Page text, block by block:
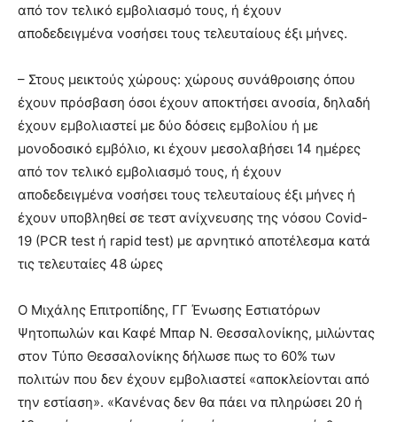
από τον τελικό εμβολιασμό τους, ή έχουν
αποδεδειγμένα νοσήσει τους τελευταίους έξι μήνες.
– Στους μεικτούς χώρους: χώρους συνάθροισης όπου
έχουν πρόσβαση όσοι έχουν αποκτήσει ανοσία, δηλαδή
έχουν εμβολιαστεί με δύο δόσεις εμβολίου ή με
μονοδοσικό εμβόλιο, κι έχουν μεσολαβήσει 14 ημέρες
από τον τελικό εμβολιασμό τους, ή έχουν
αποδεδειγμένα νοσήσει τους τελευταίους έξι μήνες ή
έχουν υποβληθεί σε τεστ ανίχνευσης της νόσου Covid-
19 (PCR test ή rapid test) με αρνητικό αποτέλεσμα κατά
τις τελευταίες 48 ώρες
Ο Μιχάλης Επιτροπίδης, ΓΓ Ένωσης Εστιατόρων
Ψητοπωλών και Καφέ Μπαρ Ν. Θεσσαλονίκης, μιλώντας
στον Τύπο Θεσσαλονίκης δήλωσε πως το 60% των
πολιτών που δεν έχουν εμβολιαστεί «αποκλείονται από
την εστίαση». «Κανένας δεν θα πάει να πληρώσει 20 ή